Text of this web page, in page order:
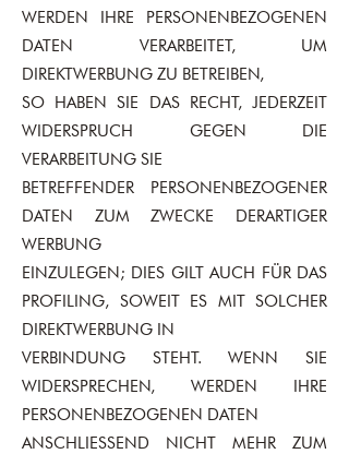
WERDEN IHRE PERSONENBEZOGENEN
DATEN VERARBEITET, UM
DIREKTWERBUNG ZU BETREIBEN,
SO HABEN SIE DAS RECHT, JEDERZEIT
WIDERSPRUCH GEGEN DIE
VERARBEITUNG SIE
BETREFFENDER PERSONENBEZOGENER
DATEN ZUM ZWECKE DERARTIGER
WERBUNG
EINZULEGEN; DIES GILT AUCH FÜR DAS
PROFILING, SOWEIT ES MIT SOLCHER
DIREKTWERBUNG IN
VERBINDUNG STEHT. WENN SIE
WIDERSPRECHEN, WERDEN IHRE
PERSONENBEZOGENEN DATEN
ANSCHLIESSEND NICHT MEHR ZUM